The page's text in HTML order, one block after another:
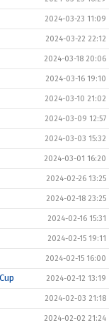
2024-03-23 11:09
2024-03-22 22:12
2024-03-18 20:06
2024-03-16 19:10
2024-03-10 21:02
2024-03-09 12:57
2024-03-03 15:32
2024-03-01 16:20
2024-02-26 13:25
2024-02-18 23:25
2024-02-16 15:31
2024-02-15 19:11
2024-02-15 16:00
2024-02-12 13:19
2024-02-03 21:18
2024-02-02 21:24